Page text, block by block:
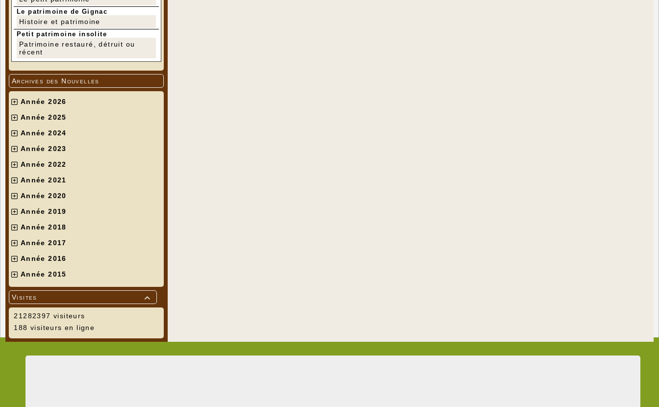
Le patrimoine de Gignac
Histoire et patrimoine
Petit patrimoine insolite
Patrimoine restauré, détruit ou
récent
Archives des Nouvelles
Année 2026
Année 2025
Année 2024
Année 2023
Année 2022
Année 2021
Année 2020
Année 2019
Année 2018
Année 2017
Année 2016
Année 2015

Visites
21282397 visiteurs
188 visiteurs en ligne